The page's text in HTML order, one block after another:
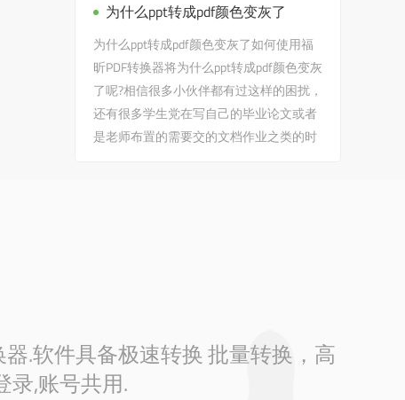
为什么ppt转成pdf颜色变灰了
为什么ppt转成pdf颜色变灰了如何使用福
昕PDF转换器将为什么ppt转成pdf颜色变灰
了呢?相信很多小伙伴都有过这样的困扰，
还有很多学生党在写自己的毕业论文或者
是老师布置的需要交的文档作业之类的时
.软件具备极速转换 批量转换，高
录,账号共用.